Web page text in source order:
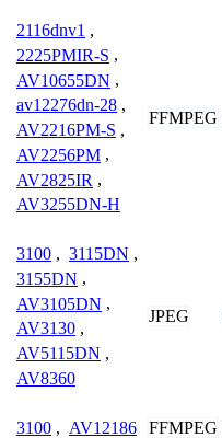
2116dnv1 ,
2225PMIR-S ,
AV10655DN ,
av12276dn-28 ,
AV2216PM-S ,
AV2256PM ,
AV2825IR ,
AV3255DN-H
FFMPEG
3100 , 3115DN ,
3155DN ,
AV3105DN ,
AV3130 ,
AV5115DN ,
AV8360
JPEG
3100 , AV12186 FFMPEG